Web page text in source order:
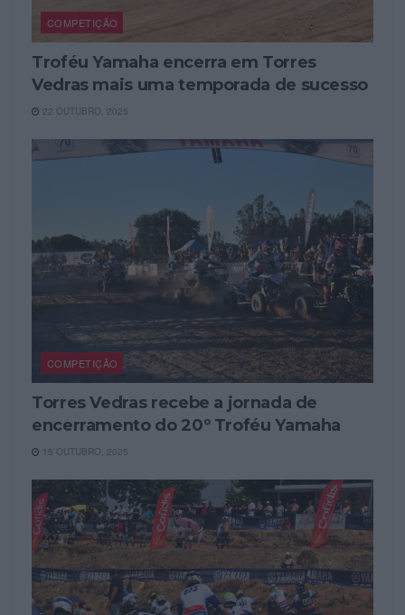
COMPETIÇÃO
Troféu Yamaha encerra em Torres
Vedras mais uma temporada de sucesso
22 OUTUBRO, 2025
COMPETIÇÃO
Torres Vedras recebe a jornada de
encerramento do 20º Troféu Yamaha
15 OUTUBRO, 2025